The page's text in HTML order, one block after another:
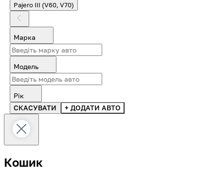
Pajero III (V60, V70)
Марка
Модель
Рік
СКАСУВАТИ
+ ДОДАТИ АВТО
Кошик